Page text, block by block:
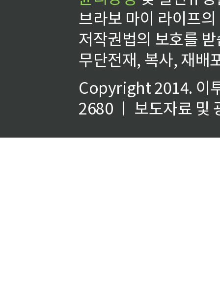
브라보 마이 라이프
저작권법의 보호를
무단전재, 복사, 재배
Copyright 2014. 이
2680 ㅣ 보도자료